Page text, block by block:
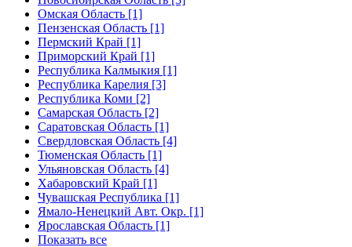
Омская Область [1]
Пензенская Область [1]
Пермский Край [1]
Приморский Край [1]
Республика Калмыкия [1]
Республика Карелия [3]
Республика Коми [2]
Самарская Область [2]
Саратовская Область [1]
Свердловская Область [4]
Тюменская Область [1]
Ульяновская Область [4]
Хабаровский Край [1]
Чувашская Республика [1]
Ямало-Ненецкий Авт. Окр. [1]
Ярославская Область [1]
Показать все